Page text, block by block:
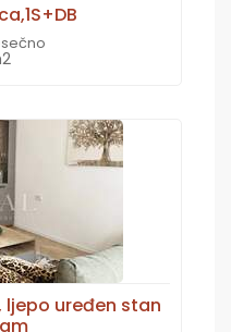
ljepo uređen stan